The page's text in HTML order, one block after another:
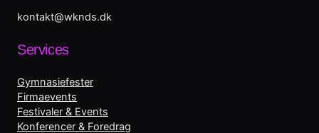
kontakt@wknds.dk
Services
Gymnasiefester
Firmaevents
Festivaler & Events
Konferencer & Foredrag